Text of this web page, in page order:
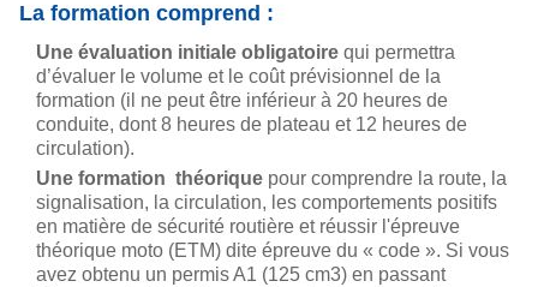
La formation comprend :
Une évaluation initiale obligatoire qui permettra
d’évaluer le volume et le coût prévisionnel de la
formation (il ne peut être inférieur à 20 heures de
conduite, dont 8 heures de plateau et 12 heures de
circulation).
Une formation théorique pour comprendre la route, la
signalisation, la circulation, les comportements positifs
en matière de sécurité routière et réussir l'épreuve
théorique moto (ETM) dite épreuve du « code ». Si vous
avez obtenu un permis A1 (125 cm3) en passant